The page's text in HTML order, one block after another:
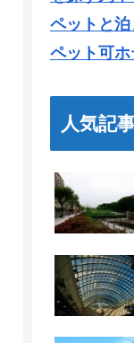
ペットと
ペット可ホ
人気記